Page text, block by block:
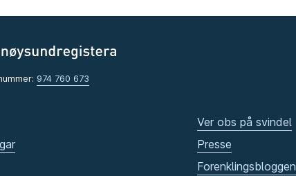
974 760 673
Ver obs på svindel
Presse
Forenklingsbloggen